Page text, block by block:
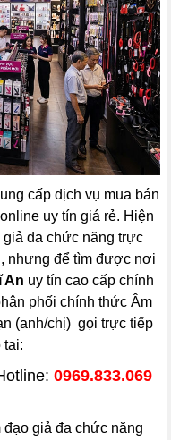
cấp dịch vụ mua bán
online uy tín giá rẻ. Hiện
giả đa chức năng trực
nhưng để tìm được nơi
An uy tín cao cấp chính
phối chính thức Âm
(anh/chị) gọi trực tiếp
tại:
0969.833.069
đạo giả đa chức năng